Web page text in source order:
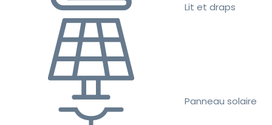
Lit et draps
Panneau solaire